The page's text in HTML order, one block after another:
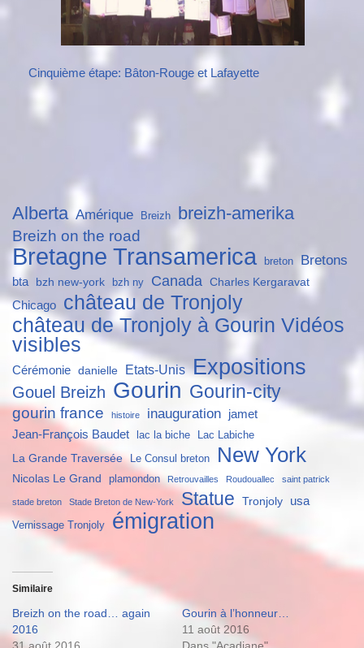
Cinquième étape: Bâton-Rouge et Lafayette
Alberta Amérique Breizh breizh-amerika
Breizh on the road
Bretagne Transamerica breton Bretons
bta bzh new-york bzh ny Canada Charles Kergaravat
Chicago château de Tronjoly
château de Tronjoly à Gourin Vidéos
visibles
Cérémonie danielle Etats-Unis Expositions
Gouel Breizh Gourin Gourin-city
gourin france histoire inauguration jamet
Jean-François Baudet
lac la biche Lac Labiche
La Grande Traversée Le Consul breton New York
Nicolas Le Grand plamondon Retrouvailles Roudouallec saint patrick
stade breton Stade Breton de New-York Statue Tronjoly usa
Vernissage Tronjoly émigration
Similaire
Breizh on the road… again
2016
Gourin à l’honneur…
11 août 2016